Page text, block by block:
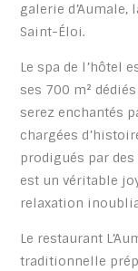
galerie
Saint-Éloi.
Le spa de l’hôtel
ses 700 m²
serez enchantés
chargées
prodigués par
est un véritable
relaxation
Le restaurant
traditionnelle